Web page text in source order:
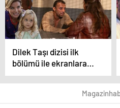
adı unutmayın’
Dilek Taşı dizisi ilk
bölümü ile ekranlara
kilitledi! Mustafa kızını
son bir kez görmek